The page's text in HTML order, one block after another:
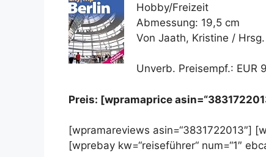
Hobby/Freizeit
Abmessung: 19,5 cm
Von Jaath, Kristine /
Unverb. Preisempf.: EUR
Preis: [wpramaprice
[wpramareviews asin=“3831722013″]
[wprebay kw=“reiseführer“ num=“1″